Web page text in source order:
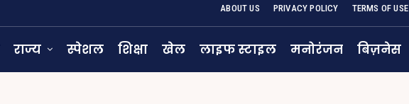
ABOUT US PRIVACY POLICY TERMS OF USE
राज्य स्पेशल शिक्षा खेल लाइफ स्टाइल मनोरंजन बिज़नेस